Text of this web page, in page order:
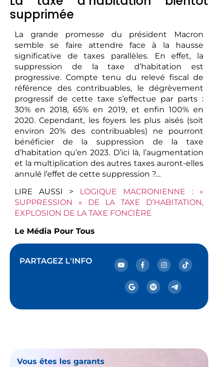
supprimée
La grande promesse du président Macron
semble se faire attendre face à la hausse
significative de taxes parallèles. En effet, la
suppression de la taxe d’habitation est
progressive. Compte tenu du relevé fiscal de
référence des contribuables, le dégrèvement
progressif de cette taxe s’effectue par parts :
30% en 2018, 65% en 2019, et enfin 100% en
2020. Cependant, les foyers les plus aisés (soit
environ 20% des contribuables) ne pourront
bénéficier de la suppression de la taxe
d’habitation qu’en 2023. D’ici là, l’augmentation
et la multiplication des autres taxes auront-elles
annulé l’effet de cette suppression ?…
LIRE AUSSI > LOGIQUE MACRONIENNE : «
SUPPRESSION » DE LA TAXE D’HABITATION,
EXPLOSION DE LA TAXE FONCIÈRE
Le Média Pour Tous
PARTAGEZ L'INFO
Vous êtes les garants